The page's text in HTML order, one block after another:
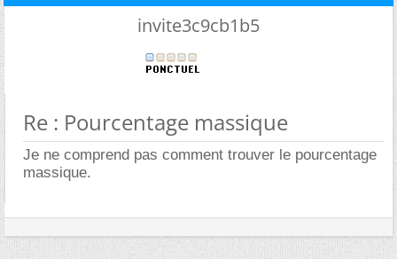
invite3c9cb1b5
Re : Pourcentage massique
Je ne comprend pas comment trouver le pourcentage
massique.